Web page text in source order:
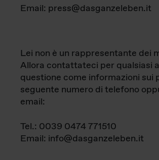
Email: press@dasganzeleben.it
Lei non è un rappresentante dei
Allora contattateci per qualsiasi
questione come informazioni sui
seguente numero di telefono
email:
Tel.: 0039 0474 771510
Email: info@dasganzeleben.it